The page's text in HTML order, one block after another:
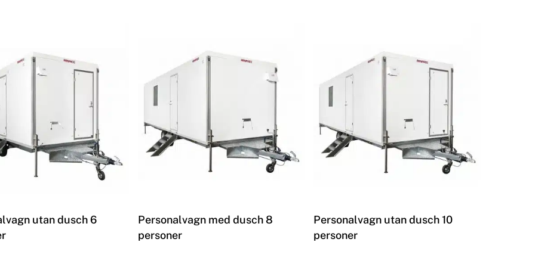
Les mer
utan dusch 6
Les mer
Personalvagn med dusch 8
personer
Les mer
Personalvagn utan dusch 10
personer